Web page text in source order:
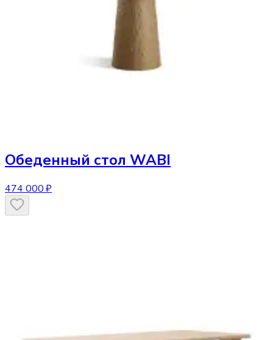
Обеденный стол WABI
474 000 ₽